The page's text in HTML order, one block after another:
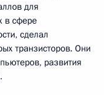
для
в сфере
сделал
транзисторов. Они
развития